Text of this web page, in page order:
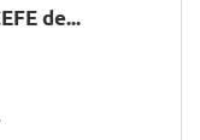
de...